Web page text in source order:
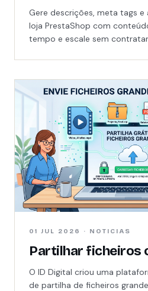
Gere descrições, meta tags
loja PrestaShop com
tempo e escale sem
01 JUL 2026 · NOTICIAS
Partilhar ficheiros
O ID Digital criou uma
de partilha de ficheiros